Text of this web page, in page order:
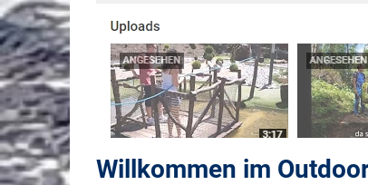
Willkommen im